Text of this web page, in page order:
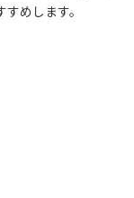
めします。